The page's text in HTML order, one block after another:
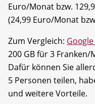
Euro/Monat bzw.
(24,99 Euro/Monat
Zum Vergleich:
200 GB für 3 Franken/
Dafür können Sie
5 Personen teilen,
und weitere Vorteile.